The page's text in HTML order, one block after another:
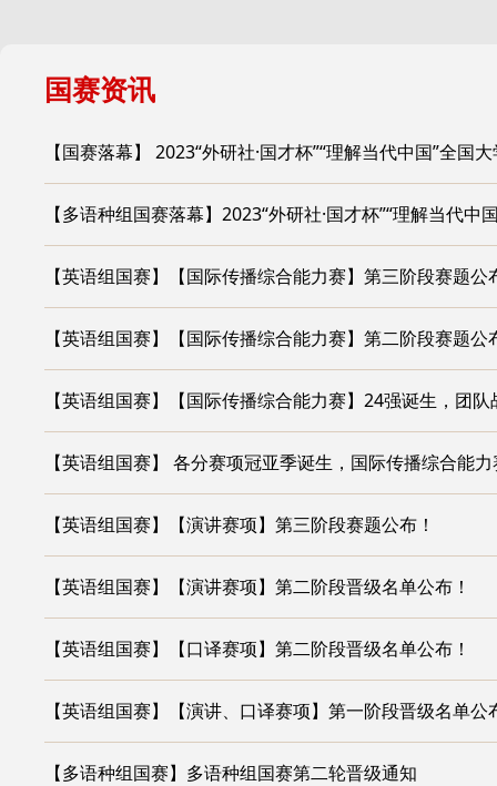
国赛资讯
【国赛落幕】 2023“外研社·国才杯”“理解当代中国”全国
【多语种组国赛落幕】2023“外研社·国才杯”“理解当代
【英语组国赛】【国际传播综合能力赛】第三阶段赛题公
【英语组国赛】【国际传播综合能力赛】第二阶段赛题公
【英语组国赛】【国际传播综合能力赛】24强诞生，团
【英语组国赛】 各分赛项冠亚季诞生，国际传播综合能
【英语组国赛】【演讲赛项】第三阶段赛题公布！
【英语组国赛】【演讲赛项】第二阶段晋级名单公布！
【英语组国赛】【口译赛项】第二阶段晋级名单公布！
【英语组国赛】【演讲、口译赛项】第一阶段晋级名单公
【多语种组国赛】多语种组国赛第二轮晋级通知